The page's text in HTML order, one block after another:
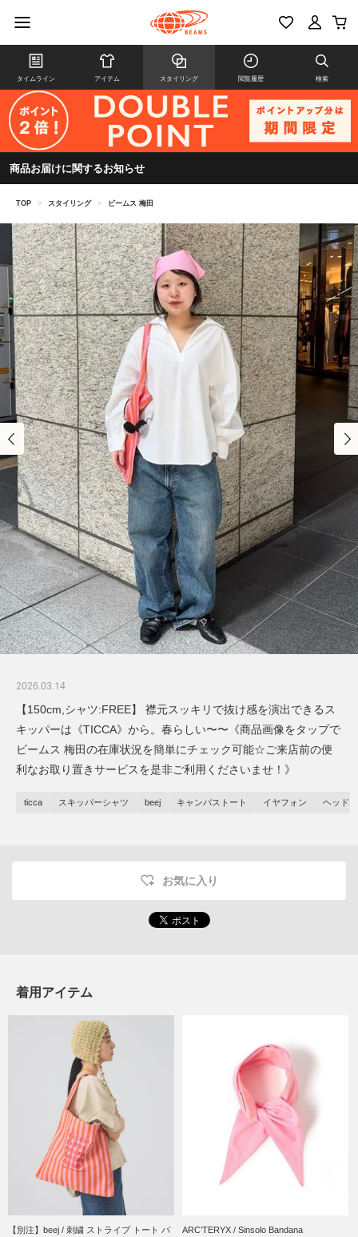
タイムライン アイテム スタイリング 閲覧履歴 検索
商品お届けに関するお知らせ
TOP > スタイリング > ビームス 梅田
2026.03.14
【150cm,シャツ:FREE】 襟元スッキリで抜け感を演出できるス
キッパーは《TICCA》から。春らしい〜〜《商品画像をタップで
ビームス 梅田の在庫状況を簡単にチェック可能☆ご来店前の便
利なお取り置きサービスを是非ご利用くださいませ！》
ticca スキッパーシャツ beej キャンバストート イヤフォン ヘッド
お気に入り
着用アイテム
【別注】beej / 刺繍 ストライプ トート バ
ARC’TERYX / Sinsolo Bandana